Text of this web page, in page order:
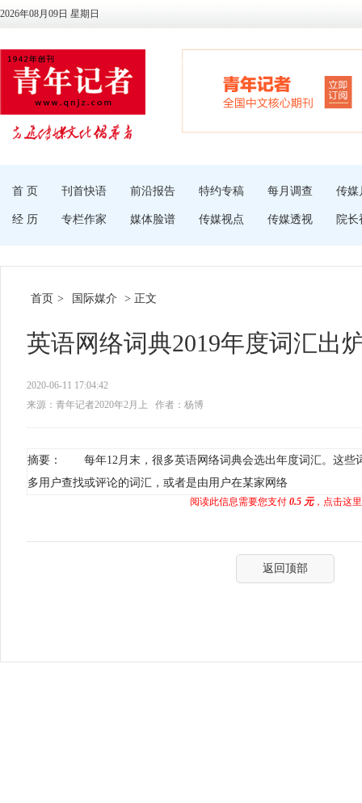
2026年08月09日 星期日
首 页 刊首快语 前沿报告 特约专稿 每月调查 传媒
经 历 专栏作家 媒体脸谱 传媒视点 传媒透视 院长
首页 > 国际媒介 > 正文
英语网络词典2019年度词汇出
2020-06-11 17:04:42
来源：青年记者2020年2月上
作者：杨博
摘要： 每年12月末，很多英语网络词典会选出年度词汇。这些
多用户查找或评论的词汇，或者是由用户在某家网络
阅读此信息需要您支付 0.5 元，点击这
返回顶部